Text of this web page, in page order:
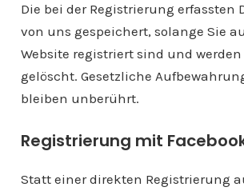
Die bei der Registrierung erfassten
von uns gespeichert, solange Sie
Website registriert sind und
gelöscht. Gesetzliche
bleiben unberührt.
Registrierung mit
Statt einer direkten Registrierung